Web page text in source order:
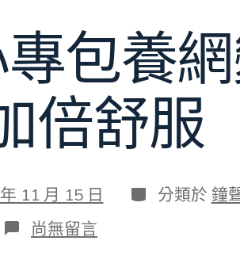
包養
倍舒服
11 月 15 日 分
類
分類於 鐘
在
〈辦
尚無留言